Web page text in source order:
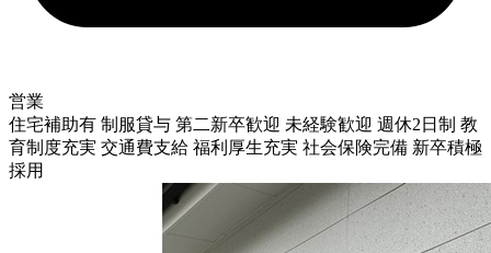
営業
住宅補助有 制服貸与 第二新卒歓迎 未経験歓迎 週休2日制 教
育制度充実 交通費支給 福利厚生充実 社会保険完備 新卒積極
採用